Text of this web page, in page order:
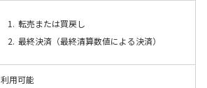
転売または買戻し
最終決済（最終清算数値による決済）
利用可能